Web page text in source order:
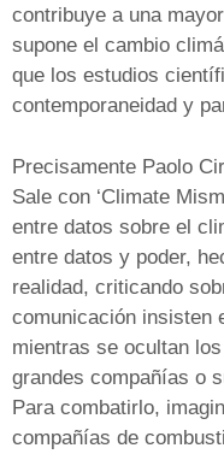
contribuye a una
supone el cambio
que los estudios
contemporaneidad y
Precisamente Paolo
Sale con ‘Climate
entre datos sobre el
entre datos y poder,
realidad, criticando
comunicación insisten
mientras se ocultan
grandes compañías o
Para combatirlo,
compañías de